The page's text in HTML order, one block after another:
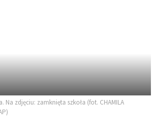
Na zdjęciu: zamknięta szkoła (fot. CHAMILA